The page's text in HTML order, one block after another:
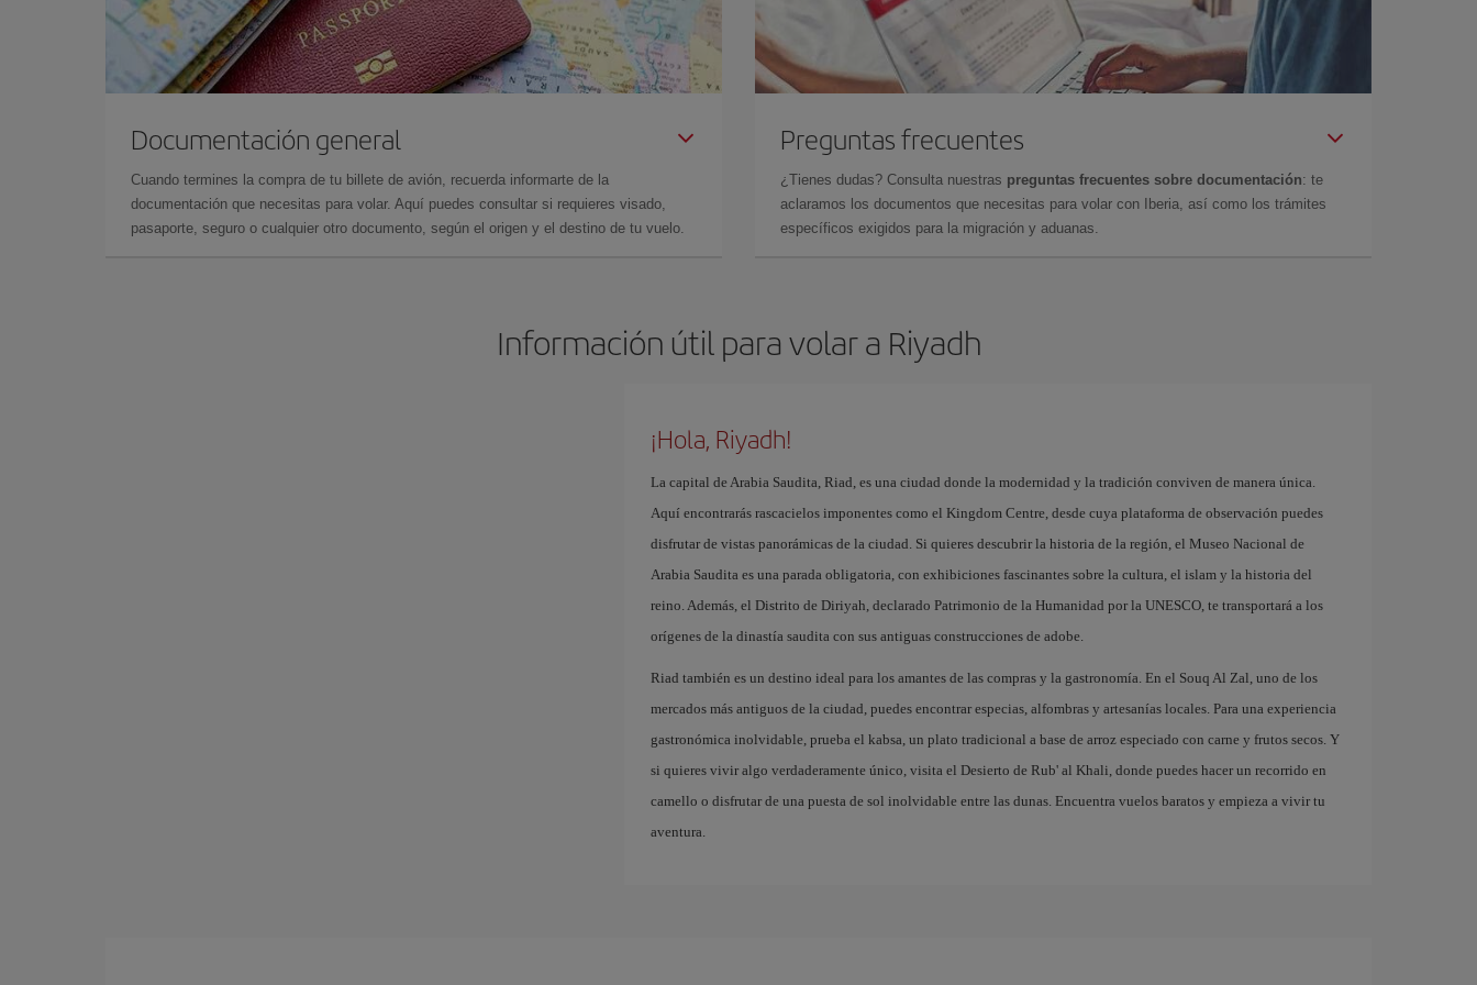
Documentación general
Cuando termines la compra de tu billete de avión, recuerda informarte de la
documentación que necesitas para volar. Aquí puedes consultar si requieres visado,
pasaporte, seguro o cualquier otro documento, según el origen y el destino de tu vuelo.
Preguntas frecuentes
¿Tienes dudas? Consulta nuestras preguntas frecuentes sobre documentación: te
aclaramos los documentos que necesitas para volar con Iberia, así como los trámites
específicos exigidos para la migración y aduanas.
Información útil para volar a Riyadh
¡Hola, Riyadh!
La capital de Arabia Saudita, Riad, es una ciudad donde la modernidad y la tradición conviven de manera única.
Aquí encontrarás rascacielos imponentes como el Kingdom Centre, desde cuya plataforma de observación puedes
disfrutar de vistas panorámicas de la ciudad. Si quieres descubrir la historia de la región, el Museo Nacional de
Arabia Saudita es una parada obligatoria, con exhibiciones fascinantes sobre la cultura, el islam y la historia del
reino. Además, el Distrito de Diriyah, declarado Patrimonio de la Humanidad por la UNESCO, te transportará a los
orígenes de la dinastía saudita con sus antiguas construcciones de adobe.
Riad también es un destino ideal para los amantes de las compras y la gastronomía. En el Souq Al Zal, uno de los
mercados más antiguos de la ciudad, puedes encontrar especias, alfombras y artesanías locales. Para una experiencia
gastronómica inolvidable, prueba el kabsa, un plato tradicional a base de arroz especiado con carne y frutos secos. Y
si quieres vivir algo verdaderamente único, visita el Desierto de Rub' al Khali, donde puedes hacer un recorrido en
camello o disfrutar de una puesta de sol inolvidable entre las dunas. Encuentra vuelos baratos y empieza a vivir tu
aventura.